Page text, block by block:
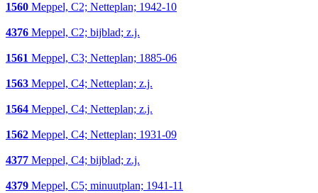
1560 Meppel, C2; Netteplan; 1942-10
4376 Meppel, C2; bijblad; z.j.
1561 Meppel, C3; Netteplan; 1885-06
1563 Meppel, C4; Netteplan; z.j.
1564 Meppel, C4; Netteplan; z.j.
1562 Meppel, C4; Netteplan; 1931-09
4377 Meppel, C4; bijblad; z.j.
4379 Meppel, C5; minuutplan; 1941-11